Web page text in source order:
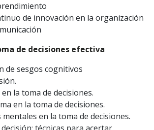
de innovación en la organización
de decisiones efectiva
de sesgos cognitivos
la toma de decisiones.
en la toma de decisiones.
mentales en la toma de decisiones.